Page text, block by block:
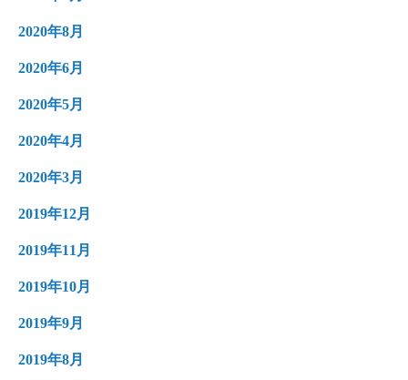
2020年9月
2020年8月
2020年6月
2020年5月
2020年4月
2020年3月
2019年12月
2019年11月
2019年10月
2019年9月
2019年8月